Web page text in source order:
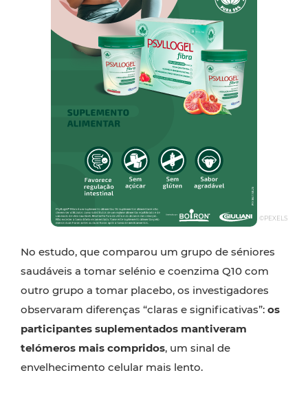
©PEXELS
No estudo, que comparou um grupo de séniores
saudáveis a tomar selénio e coenzima Q10 com
outro grupo a tomar placebo, os investigadores
observaram diferenças “claras e significativas”: os
participantes suplementados mantiveram
telómeros mais compridos, um sinal de
envelhecimento celular mais lento.